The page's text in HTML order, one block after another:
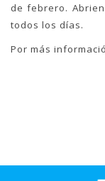
de febrero.
todos los días.
Por más